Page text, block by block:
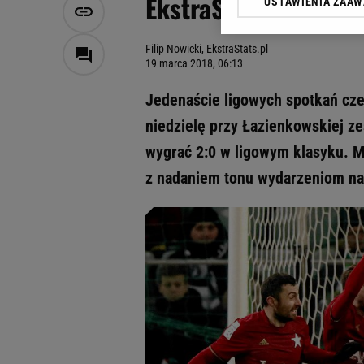
EkstraStats dla
Filip Nowicki, EkstraStats.pl
19 marca 2018, 06:13
Jedenaście ligowych spotkań
niedzielę przy Łazienkowskiej
wygrać 2:0 w ligowym klasyku.
z nadaniem tonu wydarzeniom
Klikając „Akceptuję”
Zaufanych Partnerów i
odnośnik „Ustawienia
My, nasi Zaufani
Użycie dokładnych
Przechowywanie
badnie odbiorców i